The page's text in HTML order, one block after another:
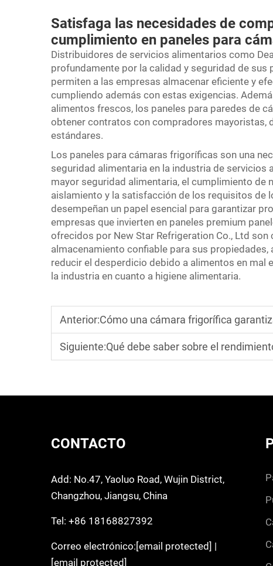
Satisfaga las necesidades de
cumplimiento en paneles para
Distribuidores de servicios alimentarios como
profundamente por la calidad y seguridad de
permiten a las empresas almacenar eficiente y
cumpliendo además con estas exigencias.
alimentos frescos, los paneles para paredes de
obtener contratos con compradores mayoristas,
estándares.
Los paneles para cámaras frigoríficas son una
seguridad alimentaria en la industria de
mayor seguridad alimentaria, el cumplimiento
aislamiento y la satisfacción de los requisitos de
desempeñan un papel esencial para garantizar
empresas que invierten en paneles premium
ofrecidos por New Star Refrigeration Co., Ltd
almacenamiento confiable para sus
reducir el desperdicio debido a alimentos en
la industria en cuanto a higiene alimentaria.
Anterior:Cómo una cámara frigorífica
Siguiente:Qué debe saber sobre el rendimiento
CONTACTO
Add: No.47, Yaoluo Road, Wujin District,
Changzhou, Jiangsu, China
Tel: +86 18168827392
Correo electrónico: [email protected] |
[email protected]